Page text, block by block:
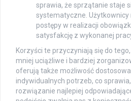
sprawia, że sprzątanie staje
systematyczne. Użytkownicy
postępy w realizacji
satysfakcję z wykonanej
Korzyści te przyczyniają się do
mniej uciążliwe i bardziej
oferują także możliwość
indywidualnych potrzeb, co
rozwiązanie najlepiej